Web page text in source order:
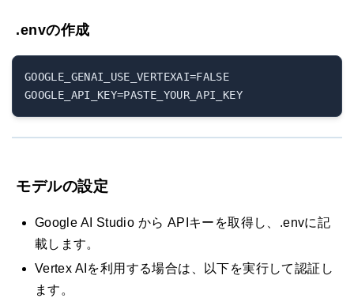
.envの作成
GOOGLE_GENAI_USE_VERTEXAI=FALSE
GOOGLE_API_KEY=PASTE_YOUR_API_KEY
モデルの設定
Google AI Studio から APIキーを取得し、.envに記
載します。
Vertex AIを利用する場合は、以下を実行して認証し
ます。